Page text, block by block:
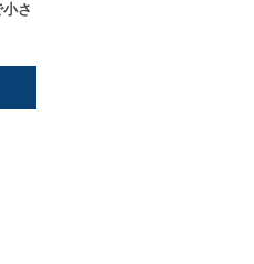
さ